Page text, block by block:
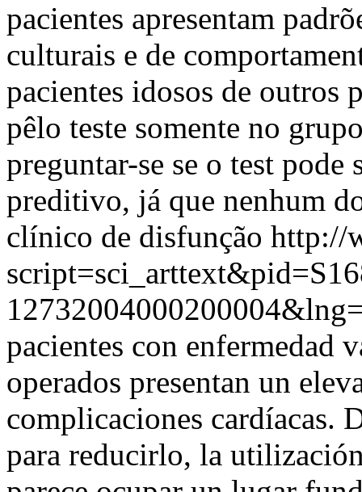
pacientes apresentam
culturais e de
pacientes idosos de outros
pêlo teste somente no
preguntar-se se o test
preditivo, já que nenhum
clínico de disfunção http://
pacientes con enfermedad
operados presentan un
complicaciones cardíacas.
para reducirlo, la